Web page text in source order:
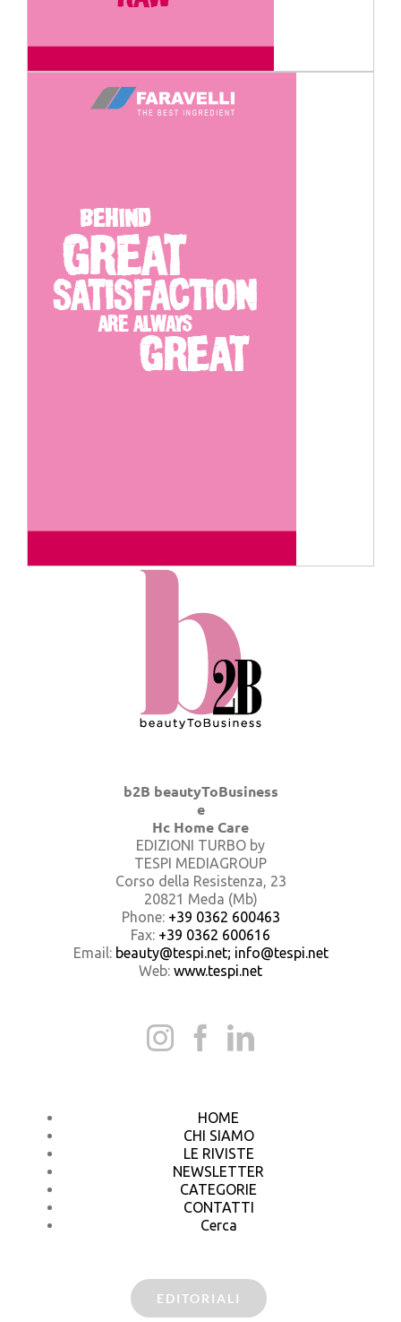
b2B beautyToBusiness
e
Hc Home Care
EDIZIONI TURBO by
TESPI MEDIAGROUP
Corso della Resistenza, 23
20821 Meda (Mb)
Phone: +39 0362 600463
Fax: +39 0362 600616
Email: beauty@tespi.net; info@tespi.net
Web: www.tespi.net
HOME
CHI SIAMO
LE RIVISTE
NEWSLETTER
CATEGORIE
CONTATTI
Cerca
EDITORIALI